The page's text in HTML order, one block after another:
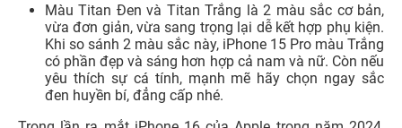
Màu Titan Đen và Titan Trắng là 2 màu sắc cơ bản,
vừa đơn giản, vừa sang trọng lại dễ kết hợp phụ kiện.
Khi so sánh 2 màu sắc này, iPhone 15 Pro màu Trắng
có phần đẹp và sáng hơn hợp cả nam và nữ. Còn nếu
yêu thích sự cá tính, mạnh mẽ hãy chọn ngay sắc
đen huyền bí, đẳng cấp nhé.